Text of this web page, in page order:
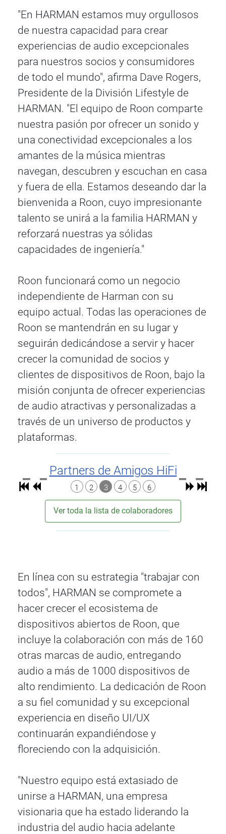
"En HARMAN estamos muy orgullosos
de nuestra capacidad para crear
experiencias de audio excepcionales
para nuestros socios y consumidores
de todo el mundo", afirma Dave Rogers,
Presidente de la División Lifestyle de
HARMAN. "El equipo de Roon comparte
nuestra pasión por ofrecer un sonido y
una conectividad excepcionales a los
amantes de la música mientras
navegan, descubren y escuchan en casa
y fuera de ella. Estamos deseando dar la
bienvenida a Roon, cuyo impresionante
talento se unirá a la familia HARMAN y
reforzará nuestras ya sólidas
capacidades de ingeniería."
Roon funcionará como un negocio
independiente de Harman con su
equipo actual. Todas las operaciones de
Roon se mantendrán en su lugar y
seguirán dedicándose a servir y hacer
crecer la comunidad de socios y
clientes de dispositivos de Roon, bajo la
misión conjunta de ofrecer experiencias
de audio atractivas y personalizadas a
través de un universo de productos y
plataformas.
Partners de Amigos HiFi
1 2 3 4 5 6
Ver toda la lista de colaboradores
En línea con su estrategia "trabajar con
todos", HARMAN se compromete a
hacer crecer el ecosistema de
dispositivos abiertos de Roon, que
incluye la colaboración con más de 160
otras marcas de audio, entregando
audio a más de 1000 dispositivos de
alto rendimiento. La dedicación de Roon
a su fiel comunidad y su excepcional
experiencia en diseño UI/UX
continuarán expandiéndose y
floreciendo con la adquisición.
"Nuestro equipo está extasiado de
unirse a HARMAN, una empresa
visionaria que ha estado liderando la
industria del audio hacia adelante